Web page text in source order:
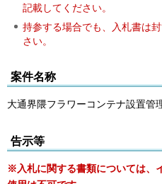
記載してください。
持参する場合でも、入札書は
さい。
案件名称
大通界隈フラワーコンテナ設置管
告示等
※入札に関する書類については、